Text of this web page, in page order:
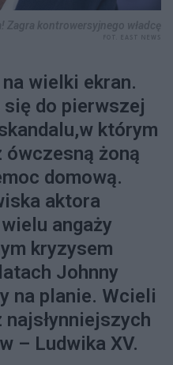
wielki ekran.
do pierwszej
którym
ówczesną żoną
domową.
aktora
angaży
kryzysem
Johnny
na planie. Wcieli
– Ludwika XV.